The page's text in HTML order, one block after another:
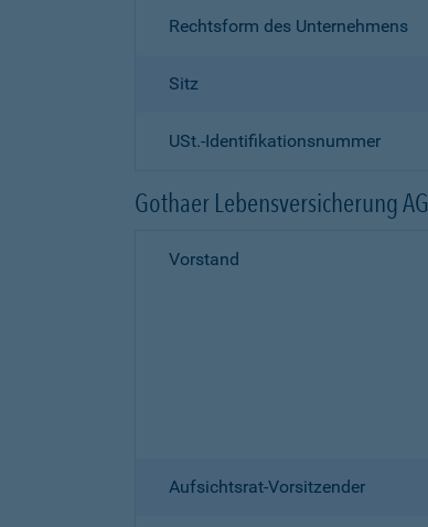
Rechtsform des Unternehmens
Sitz
USt.-Identifikationsnummer
Gothaer Lebensversicherung AG
Vorstand
Aufsichtsrat-Vorsitzender